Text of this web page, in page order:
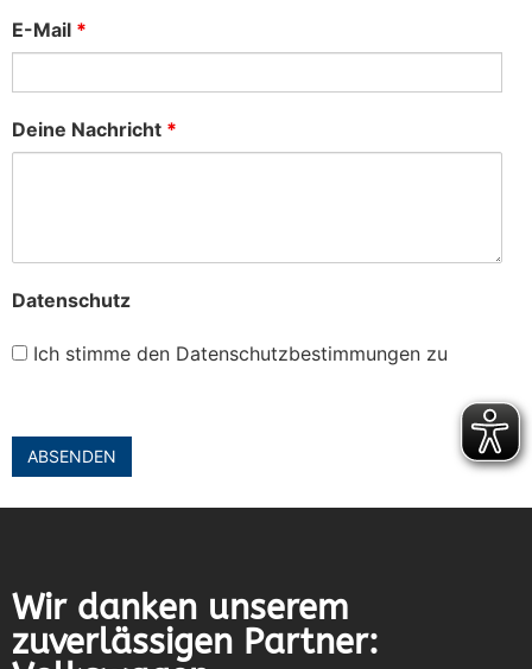
E-Mail *
Deine Nachricht *
Datenschutz
Ich stimme den Datenschutzbestimmungen zu
Wir danken unserem
zuverlässigen Partner: